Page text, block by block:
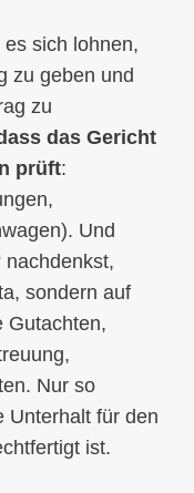
sich lohnen,
zu geben und
zu
das Gericht
prüft:
Und
nachdenkst,
sondern auf
Gutachten,
Nur so
Unterhalt für den
ist.